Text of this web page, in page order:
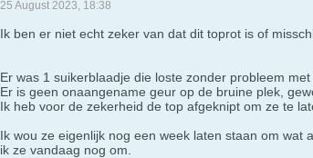
25 August 2023, 18:38
Ik ben er niet echt zeker van dat dit toprot is of
Er was 1 suikerblaadje die loste zonder probleem
Er is geen onaangename geur op de bruine plek,
Ik heb voor de zekerheid de top afgeknipt om ze te
Ik wou ze eigenlijk nog een week laten staan om
ik ze vandaag nog om.